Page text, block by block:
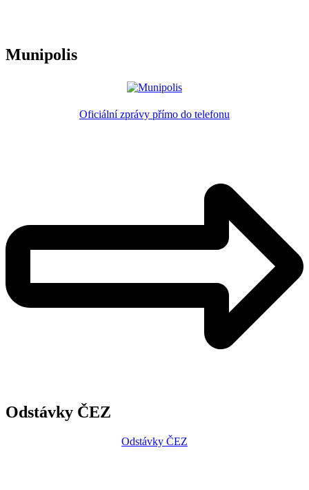
Munipolis
Oficiální zprávy přímo do telefonu
Odstávky ČEZ
Odstávky ČEZ